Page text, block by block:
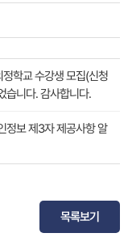
학교 수강생 모집(신청
습니다. 감사합니다.
정보 제3자 제공사항 알
목록보기